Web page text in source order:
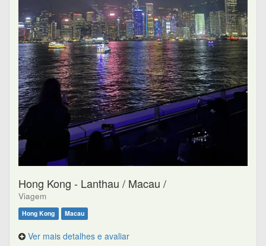
Hong Kong - Lanthau / Macau /
Viagem
Hong Kong Macau
Ver mais detalhes e avaliar